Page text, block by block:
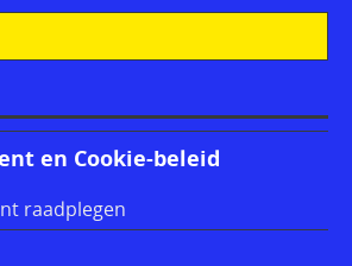
en Cookie-beleid
raadplegen